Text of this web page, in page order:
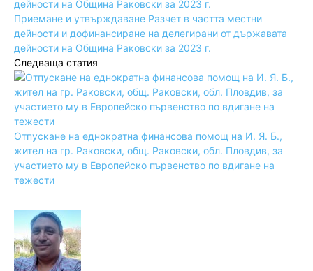
Приемане и утвърждаване Разчет в частта местни
дейности и дофинансиране на делегирани от държавата
дейности на Община Раковски за 2023 г.
Следваща статия
Отпускане на еднократна финансова помощ на И. Я. Б.,
жител на гр. Раковски, общ. Раковски, обл. Пловдив, за
участието му в Европейско първенство по вдигане на
тежести